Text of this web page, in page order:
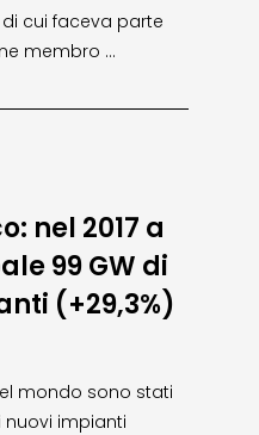
di cui faceva parte
membro …
nel 2017 a
99 GW di
(+29,3%)
mondo sono stati
nuovi impianti